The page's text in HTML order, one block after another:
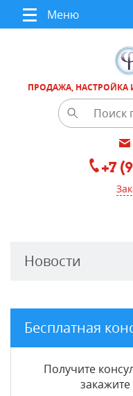
Меню
ПРОДАЖА,
+7
Новости
Бесплатная
Получите